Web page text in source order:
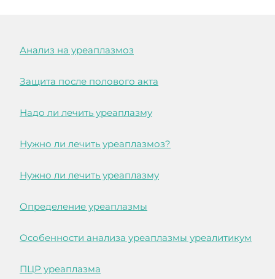
Анализ на уреаплазмоз
Защита после полового акта
Надо ли лечить уреаплазму
Нужно ли лечить уреаплазмоз?
Нужно ли лечить уреаплазму
Определение уреаплазмы
Особенности анализа уреаплазмы уреалитикум
ПЦР уреаплазма